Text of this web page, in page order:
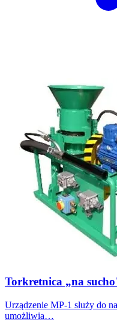
Torkretnica „na
Urządzenie MP-1 służy do
umożliwia…